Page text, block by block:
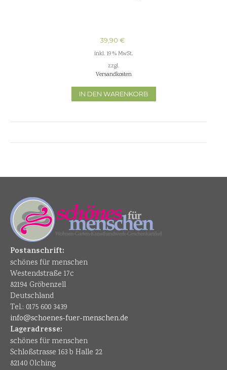
39,90 €
inkl. 19 % MwSt.
zzgl.
Versandkosten
IN DEN WARENKORB
Postanschrift:
schönes für menschen
Westendstraße 17c
82194 Gröbenzell
Deutschland
Tel.: 0175 600 3439
info@schoenes-fuer-menschen.de
Lageradresse:
schönes für menschen
Schloßstrasse 163 b Halle 22
82140 Olching